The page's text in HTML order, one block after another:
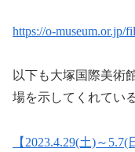
https://o-museum.or.jp/
以下も大塚国際美術
場を示してくれてい
【2023.4.29(土)～